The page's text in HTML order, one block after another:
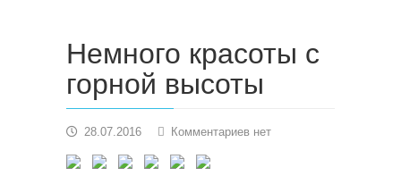
Немного красоты с
горной высоты
28.07.2016 Комментариевк нет